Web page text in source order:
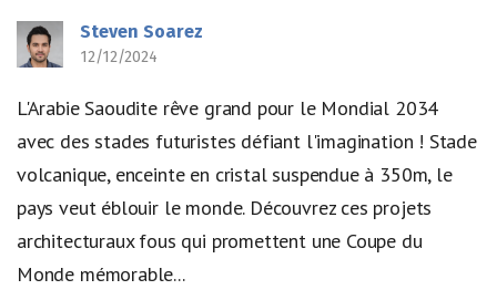
Steven Soarez
12/12/2024
L'Arabie Saoudite rêve grand pour le Mondial 2034
avec des stades futuristes défiant l'imagination ! Stade
volcanique, enceinte en cristal suspendue à 350m, le
pays veut éblouir le monde. Découvrez ces projets
architecturaux fous qui promettent une Coupe du
Monde mémorable...